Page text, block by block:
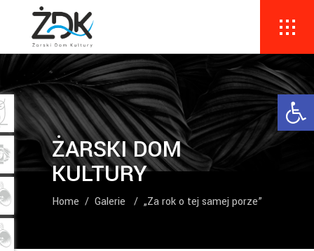
ŻARSKI DOM
KULTURY
Home / Galerie / „Za rok o tej samej porze”